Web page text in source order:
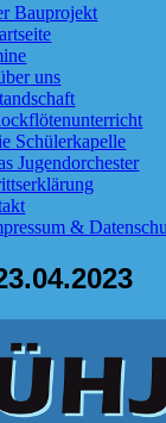
Bauprojekt
uns
Schülerkapelle
Jugendorchester
&